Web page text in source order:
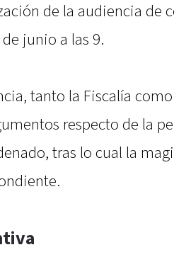
de la audiencia de
junio a las 9.
tanto la Fiscalía
respecto de la
tras lo cual la